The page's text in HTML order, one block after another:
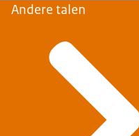
Andere talen